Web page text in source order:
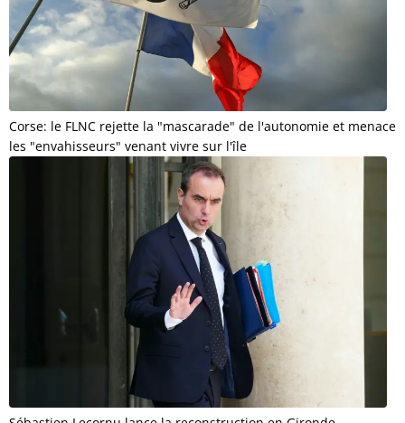
Corse: le FLNC rejette la "mascarade" de l'autonomie et menace
les "envahisseurs" venant vivre sur l'île